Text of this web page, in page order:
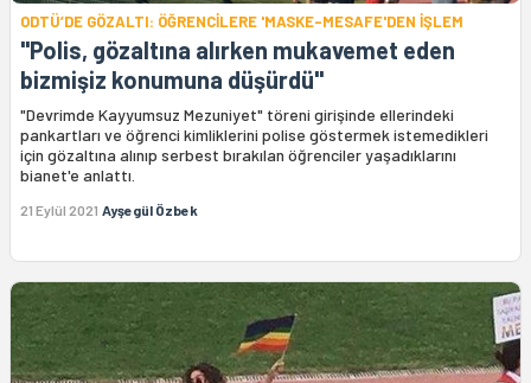
ODTÜ’DE GÖZALTI: ÖĞRENCİLERE 'MASKE-MESAFE'DEN İŞLEM
"Polis, gözaltına alırken mukavemet eden
bizmişiz konumuna düşürdü"
"Devrimde Kayyumsuz Mezuniyet" töreni girişinde ellerindeki
pankartları ve öğrenci kimliklerini polise göstermek istemedikleri
için gözaltına alınıp serbest bırakılan öğrenciler yaşadıklarını
bianet'e anlattı.
21 Eylül 2021 Ayşegül Özbek